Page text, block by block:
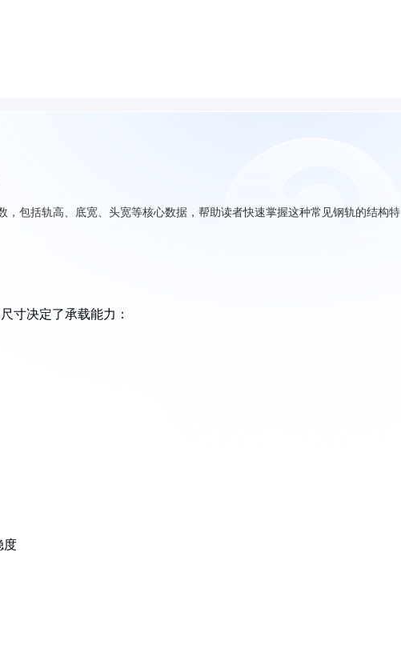
，包括轨高、底宽、头宽等核心数据，帮助读者快速掌握这种常见钢轨的结构特
寸决定了承载能力：
度